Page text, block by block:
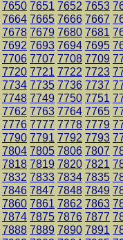
7650 7651 7652 7653
7664 7665 7666 7667
7678 7679 7680 7681
7692 7693 7694 7695
7706 7707 7708 7709
7720 7721 7722 7723
7734 7735 7736 7737
7748 7749 7750 7751
7762 7763 7764 7765
7776 7777 7778 7779
7790 7791 7792 7793
7804 7805 7806 7807
7818 7819 7820 7821
7832 7833 7834 7835
7846 7847 7848 7849
7860 7861 7862 7863
7874 7875 7876 7877
7888 7889 7890 7891